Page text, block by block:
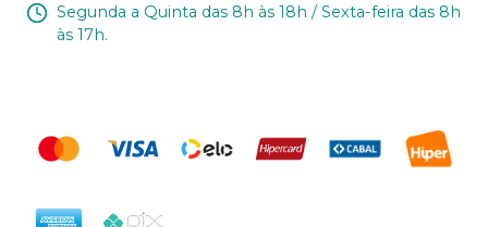
Segunda a Quinta das 8h às 18h / Sexta-feira das 8h
às 17h.